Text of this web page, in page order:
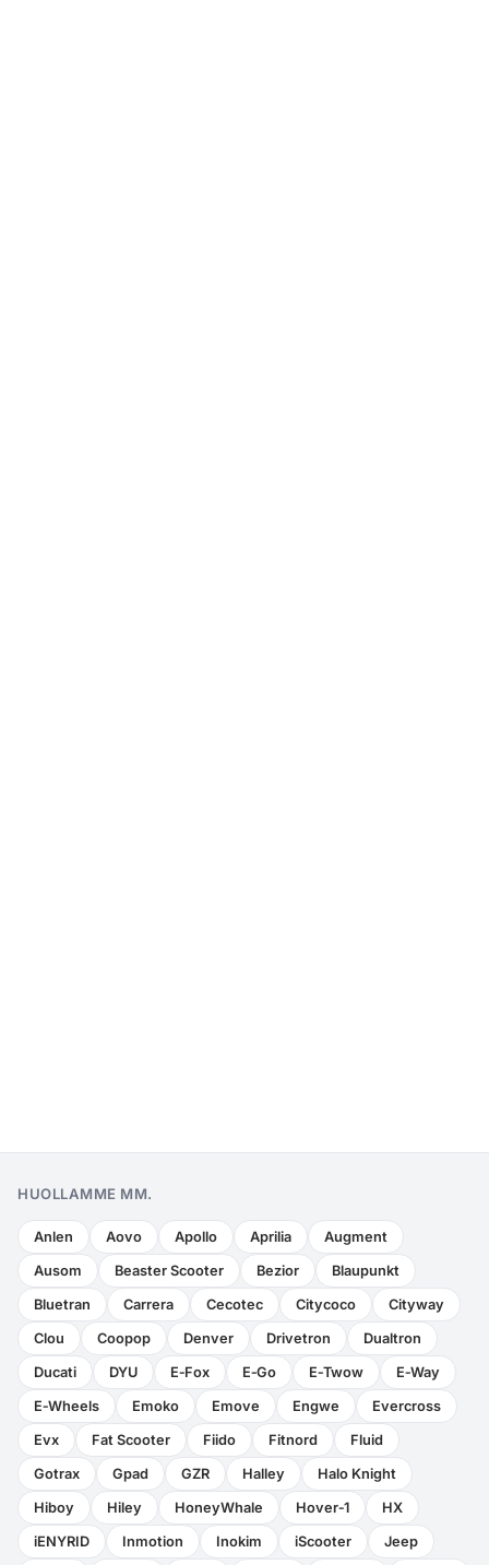
HUOLLAMME MM.
Anlen Aovo Apollo Aprilia Augment
Ausom Beaster Scooter Bezior Blaupunkt
Bluetran Carrera Cecotec Citycoco Cityway
Clou Coopop Denver Drivetron Dualtron
Ducati DYU E‑Fox E‑Go E‑Twow E‑Way
E‑Wheels Emoko Emove Engwe Evercross
Evx Fat Scooter Fiido Fitnord Fluid
Gotrax Gpad GZR Halley Halo Knight
Hiboy Hiley HoneyWhale Hover‑1 HX
iENYRID Inmotion Inokim iScooter Jeep